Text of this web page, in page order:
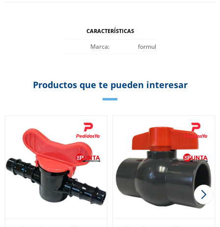
CARACTERÍSTICAS
Marca formul
Productos que te pueden interesar